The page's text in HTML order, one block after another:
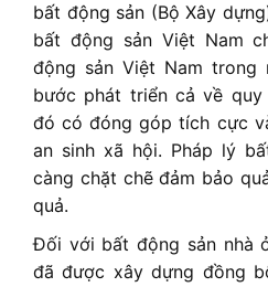
bất động sản (Bộ Xây
bất động sản Việt Nam
động sản Việt Nam trong
bước phát triển cả về
đó có đóng góp tích cực
an sinh xã hội. Pháp lý
càng chặt chẽ đảm bảo
quả.
Đối với bất động sản nhà
đã được xây dựng đồng